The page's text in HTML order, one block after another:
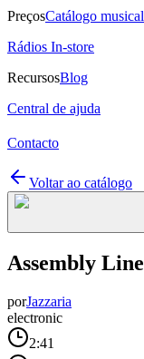
PreçosCatálogo musical
Rádios In-store
RecursosBlog
Central de ajuda
Contacto
Voltar ao catálogo
Assembly Line
porJazzaria
electronic
2:41